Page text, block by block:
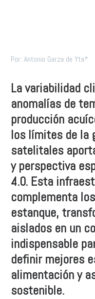
Por: Antonio Garza de Yta*
La variabilidad
anomalías de
producción
los límites de la
satelitales
y perspectiva
4.0. Esta
complementa
estanque,
aislados en un
indispensable
definir mejores
alimentación y
sostenible.